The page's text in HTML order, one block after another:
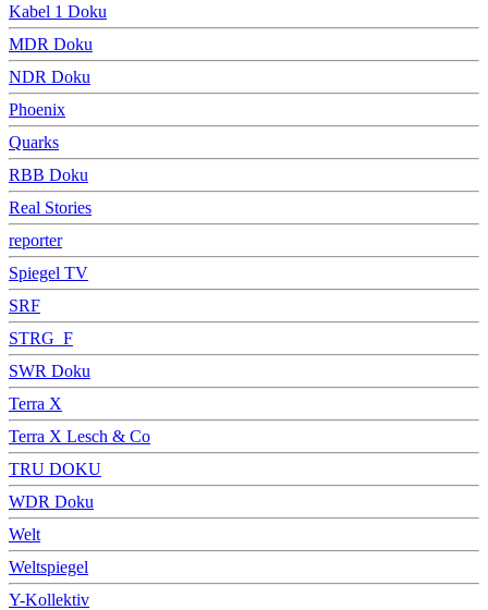
Kabel 1 Doku
MDR Doku
NDR Doku
Phoenix
Quarks
RBB Doku
Real Stories
reporter
Spiegel TV
SRF
STRG_F
SWR Doku
Terra X
Terra X Lesch & Co
TRU DOKU
WDR Doku
Welt
Weltspiegel
Y-Kollektiv